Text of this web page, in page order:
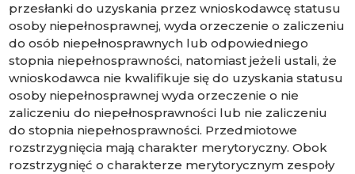
przesłanki do uzyskania przez wnioskodawcę statusu
osoby niepełnosprawnej, wyda orzeczenie o zaliczeniu
do osób niepełnosprawnych lub odpowiedniego
stopnia niepełnosprawności, natomiast jeżeli ustali, że
wnioskodawca nie kwalifikuje się do uzyskania statusu
osoby niepełnosprawnej wyda orzeczenie o nie
zaliczeniu do niepełnosprawności lub nie zaliczeniu
do stopnia niepełnosprawności. Przedmiotowe
rozstrzygnięcia mają charakter merytoryczny. Obok
rozstrzygnięć o charakterze merytorycznym zespoły